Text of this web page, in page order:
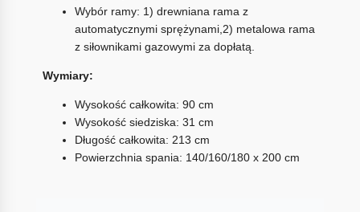
Wybór ramy: 1) drewniana rama z
automatycznymi sprężynami,2) metalowa rama
z siłownikami gazowymi za dopłatą.
Wymiary:
Wysokość całkowita: 90 cm
Wysokość siedziska: 31 cm
Długość całkowita: 213 cm
Powierzchnia spania: 140/160/180 x 200 cm